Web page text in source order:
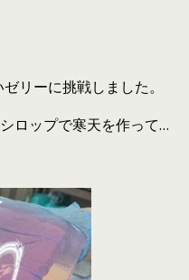
リーに挑戦しました。
ロップで寒天を作って…